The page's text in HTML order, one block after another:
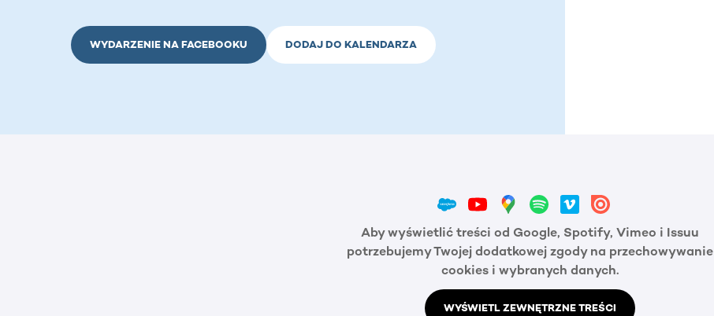
WYDARZENIE NA FACEBOOKU DODAJ DO KALENDARZA
Aby wyświetlić treści od Google, Spotify, Vimeo i Issuu
potrzebujemy Twojej dodatkowej zgody na przechowywanie
cookies i wybranych danych.
WYŚWIETL ZEWNĘTRZNE TREŚCI